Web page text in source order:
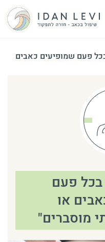
בכל פעם שמופיעים כאבים
בכל פעם
או
מוסברים"